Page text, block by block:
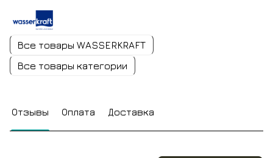
Все товары WASSERKRAFT
Все товары категории
Отзывы Оплата Доставка